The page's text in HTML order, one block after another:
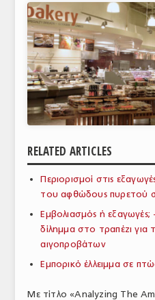
ΚΟΣΜΟΣ
ΕΙΔΗΣΕΙΣ
ΕΥΡΩΠΑΪΚΕΣ ΑΠΟΦΑΣΕΙΣ
ΘΕΜΑΤΑ
ΕΜΠΟΡΙΚΟΣ ΚΑΤΑΛΟΓΟΣ
ΠΑΡΑΓΩΓΗ & ΕΜΠΟΡΙΑ
ΣΦΑΓΕΙΑ
ΕΞΟΠΛΙΣΜΟΣ
ΥΠΗΡΕΣΙΕΣ
RELATED ARTICLES
Περιορισμοί στις
του αφθώδους πυρετού
Εμβολιασμός ή
δίλημμα στο τραπέζι για
αιγοπροβάτων
Εμπορικό έλλειμμα σε
Με τίτλο «Analyzing The